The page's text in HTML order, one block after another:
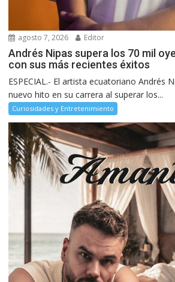
agosto 7, 2026 Editor
Andrés Nipas supera los 70 mil
con sus más recientes éxitos
ESPECIAL.- El artista ecuatoriano Andrés
nuevo hito en su carrera al superar los...
Curiosidades y Entretenimiento